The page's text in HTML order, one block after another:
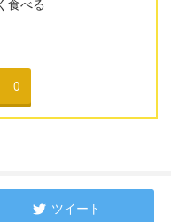
食べる
0
ツイート